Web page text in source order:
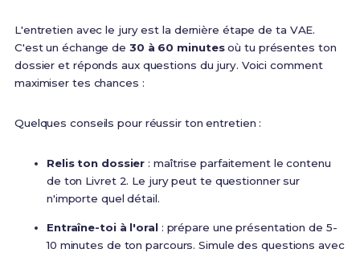
L'entretien avec le jury est la dernière étape de ta VAE.
C'est un échange de 30 à 60 minutesoù tu présentes ton
dossier et réponds aux questions du jury. Voici comment
maximiser tes chances :
Quelques conseils pour réussir ton entretien :
Relis ton dossier : maîtrise parfaitement le contenu
de ton Livret 2. Le jury peut te questionner sur
n'importe quel détail.
Entraîne-toi à l'oral: prépare une présentation de 5-
10 minutes de ton parcours. Simule des questions avec